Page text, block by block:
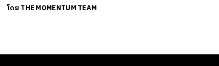
โดย THE MOMENTUM TEAM